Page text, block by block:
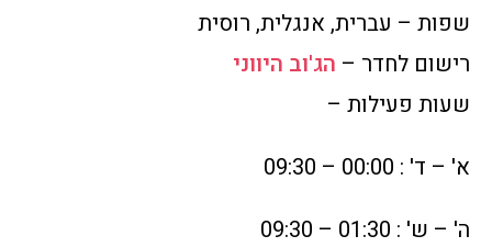
שפות – עברית, אנגלית, רוסית
רישום לחדר – הג'וב היווני
שעות פעילות –
א' – ד' : 00:00 – 09:30
ה' – ש' : 01:30 – 09:30